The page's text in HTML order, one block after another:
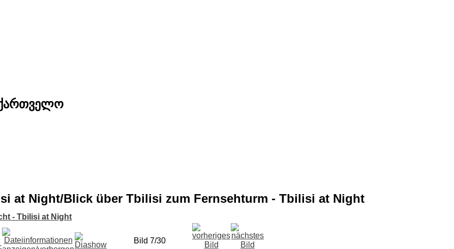
at Night/Blick über Tbilisi zum Fernsehturm - Tbilisi at Night
- Tbilisi at Night
Bild 7/30